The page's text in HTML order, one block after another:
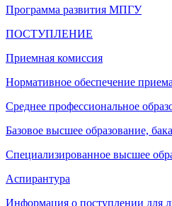
Программа развития МПГУ
ПОСТУПЛЕНИЕ
Приемная комиссия
Нормативное обеспечение приема
Среднее профессиональное
Базовое высшее образование,
Специализированное высшее
Аспирантура
Информация о поступлении для